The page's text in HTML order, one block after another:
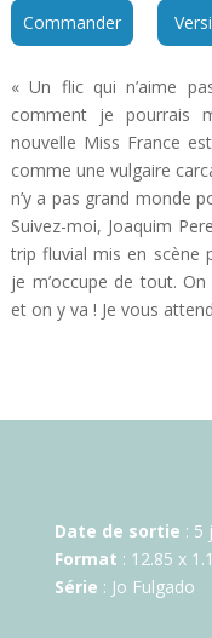
Commander
« Un flic qui n’aime
comment je pourrais
nouvelle Miss France
comme une vulgaire
n’y a pas grand monde
Suivez-moi, Joaquim
trip fluvial mis en scène
je m’occupe de tout.
et on y va ! Je vous
Date de sortie : 5
Format : 12.85 x
Série : Jo Fulgado